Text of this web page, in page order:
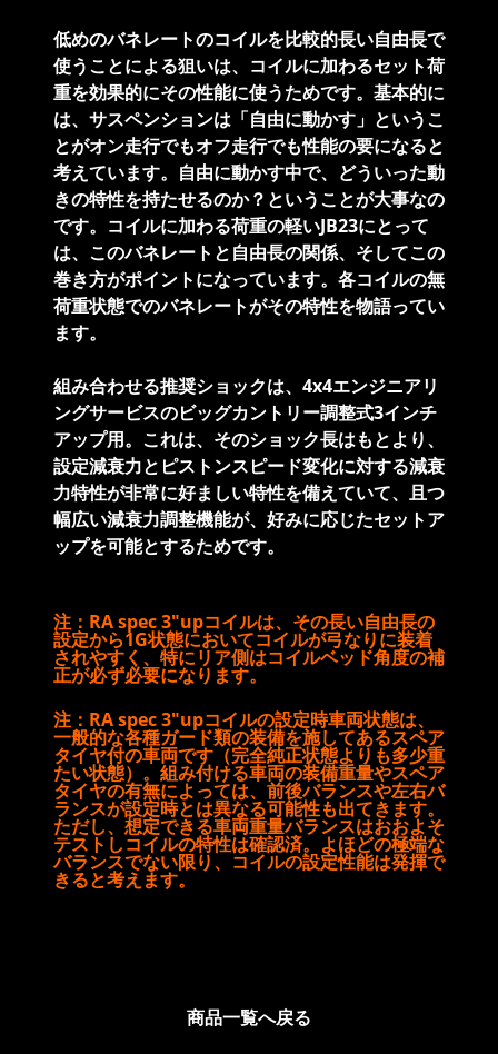
低めのバネレートのコイルを比較的長い自由長で
使うことによる狙いは、コイルに加わるセット荷
重を効果的にその性能に使うためです。基本的に
は、サスペンションは「自由に動かす」というこ
とがオン走行でもオフ走行でも性能の要になると
考えています。自由に動かす中で、どういった動
きの特性を持たせるのか？ということが大事なの
です。コイルに加わる荷重の軽いJB23にとって
は、このバネレートと自由長の関係、そしてこの
巻き方がポイントになっています。各コイルの無
荷重状態でのバネレートがその特性を物語ってい
ます。
組み合わせる推奨ショックは、4x4エンジニアリ
ングサービスのビッグカントリー調整式3インチ
アップ用。これは、そのショック長はもとより、
設定減衰力とピストンスピード変化に対する減衰
力特性が非常に好ましい特性を備えていて、且つ
幅広い減衰力調整機能が、好みに応じたセットア
ップを可能とするためです。
注：RA spec 3"upコイルは、その長い自由長の
設定から1G状態においてコイルが弓なりに装着
されやすく、特にリア側はコイルベッド角度の補
正が必ず必要になります。
注：RA spec 3"upコイルの設定時車両状態は、
一般的な各種ガード類の装備を施してあるスペア
タイヤ付の車両です（完全純正状態よりも多少重
たい状態）。組み付ける車両の装備重量やスペア
タイヤの有無によっては、前後バランスや左右バ
ランスが設定時とは異なる可能性も出てきます。
ただし、想定できる車両重量バランスはおおよそ
テストしコイルの特性は確認済。よほどの極端な
バランスでない限り、コイルの設定性能は発揮で
きると考えます。
商品一覧へ戻る